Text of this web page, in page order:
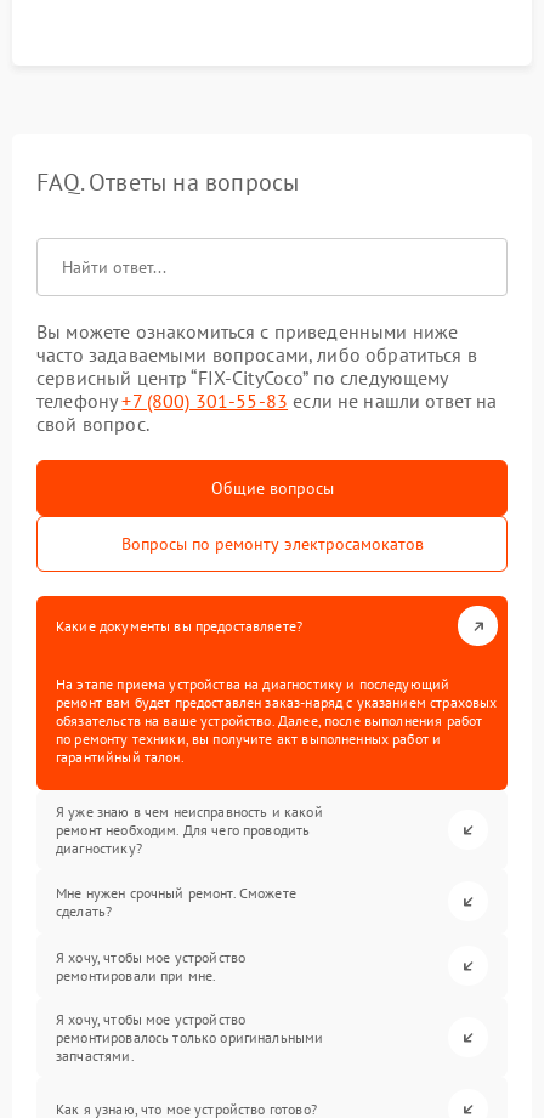
FAQ. Ответы на вопросы
Вы можете ознакомиться с приведенными ниже
часто задаваемыми вопросами, либо обратиться в
сервисный центр “FIX-CityCoco” по следующему
телефону+7 (800) 301-55-83 если не нашли ответ на
свой вопрос.
Общие вопросы
Вопросы по ремонту электросамокатов
Какие документы вы предоставляете?
На этапе приема устройства на диагностику и последующий
ремонт вам будет предоставлен заказ-наряд с указанием страховых
обязательств на ваше устройство. Далее, после выполнения работ
по ремонту техники, вы получите акт выполненных работ и
гарантийный талон.
Я уже знаю в чем неисправность и какой
ремонт необходим. Для чего проводить
диагностику?
Мне нужен срочный ремонт. Сможете
сделать?
Я хочу, чтобы мое устройство
ремонтировали при мне.
Я хочу, чтобы мое устройство
ремонтировалось только оригинальными
запчастями.
Как я узнаю, что мое устройство готово?